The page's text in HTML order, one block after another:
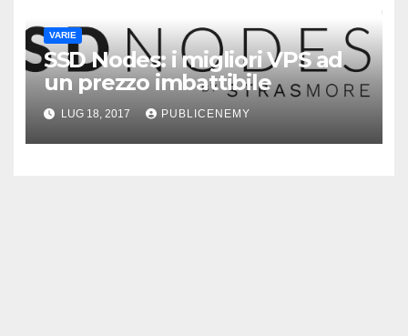
VARIE
SSD Nodes: i migliori VPS ad
un prezzo imbattibile
LUG 18, 2017 PUBLICENEMY